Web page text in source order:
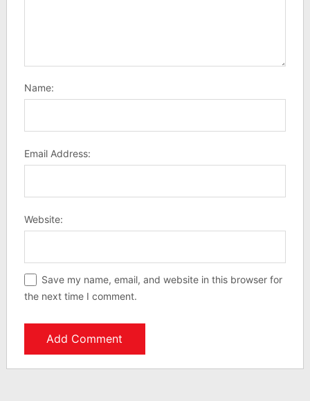
Name:
Email Address:
Website:
Save my name, email, and website in this browser for
the next time I comment.